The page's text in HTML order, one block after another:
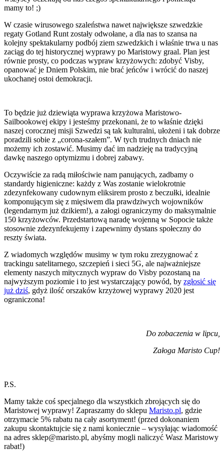
mamy to! ;)
W czasie wirusowego szaleństwa nawet największe szwedzkie
regaty Gotland Runt zostały odwołane, a dla nas to szansa na
kolejny spektakularny podbój ziem szwedzkich i właśnie trwa u nas
zaciąg do tej historycznej wyprawy po Maristowy graal. Plan jest
równie prosty, co podczas wypraw krzyżowych: zdobyć Visby,
opanować je Dniem Polskim, nie brać jeńców i wrócić do naszej
ukochanej ostoi demokracji.
To będzie już dziewiąta wyprawa krzyżowa Maristowo-
Sailbookowej ekipy i jesteśmy przekonani, że to właśnie dzięki
naszej corocznej misji Szwedzi są tak kulturalni, ułożeni i tak dobrze
poradzili sobie z „corona-szałem”. W tych trudnych dniach nie
możemy ich zostawić. Musimy dać im nadzieję na tradycyjną
dawkę naszego optymizmu i dobrej zabawy.
Oczywiście za radą miłościwie nam panujących, zadbamy o
standardy higieniczne: każdy z Was zostanie wielokrotnie
zdezynfekowany cudownym eliksirem prosto z beczułki, idealnie
komponującym się z mięsiwem dla prawdziwych wojowników
(legendarnym już dzikiem!), a załogi ograniczymy do maksymalnie
150 krzyżowców. Przedstartową naradę wojenną w Sopocie także
stosownie zdezynfekujemy i zapewnimy dystans społeczny do
reszty świata.
Z wiadomych względów musimy w tym roku zrezygnować z
trackingu satelitarnego, szczepień i sieci 5G, ale najważniejsze
elementy naszych mitycznych wypraw do Visby pozostaną na
najwyższym poziomie i to jest wystarczający powód, by zgłosić się
już dziś, gdyż ilość orszaków krzyżowej wyprawy 2020 jest
ograniczona!
Do zobaczenia w lipcu,
Załoga Maristo Cup!
P.S.
Mamy także coś specjalnego dla wszystkich zbrojących się do
Maristowej wyprawy! Zapraszamy do sklepu Maristo.pl, gdzie
otrzymacie 5% rabatu na cały asortyment! (przed dokonaniem
zakupu skontaktujcie się z nami koniecznie – wysyłając wiadomość
na adres sklep@maristo.pl, abyśmy mogli naliczyć Wasz Maristowy
rabat!)